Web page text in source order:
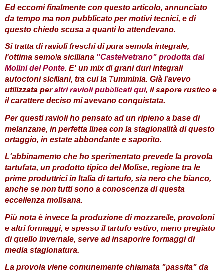
Ed eccomi finalmente con questo articolo, annunciato
da tempo ma non pubblicato per motivi tecnici, e di
questo chiedo scusa a quanti lo attendevano.
Si tratta di ravioli freschi di pura semola integrale,
l'ottima semola siciliana "Castelvetrano" prodotta dai
Molini del Ponte. E' un mix di grani duri integrali
autoctoni siciliani, tra cui la Tumminia. Già l'avevo
utilizzata peraltri ravioli pubblicati qui, il sapore rustico e
il carattere deciso mi avevano conquistata.
Per questi ravioli ho pensato ad un ripieno a base di
melanzane, in perfetta linea con la stagionalità di questo
ortaggio, in estate abbondante e saporito.
L'abbinamento che ho sperimentato prevede la provola
tartufata, un prodotto tipico del Molise, regione tra le
prime produttrici in Italia di tartufo, sia nero che bianco,
anche se non tutti sono a conoscenza di questa
eccellenza molisana.
Più nota è invece la produzione di mozzarelle, provoloni
e altri formaggi, e spesso il tartufo estivo, meno pregiato
di quello invernale, serve ad insaporire formaggi di
media stagionatura.
La provola viene comunemente chiamata "passita" da